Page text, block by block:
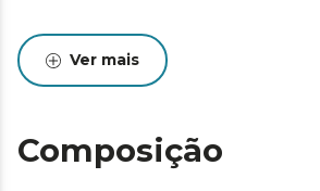
Ver mais
Composição